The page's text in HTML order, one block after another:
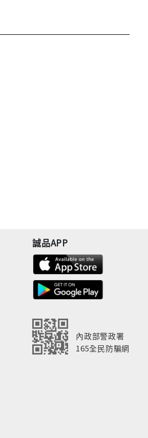
誠品APP
內政部警政署
165全民防騙網